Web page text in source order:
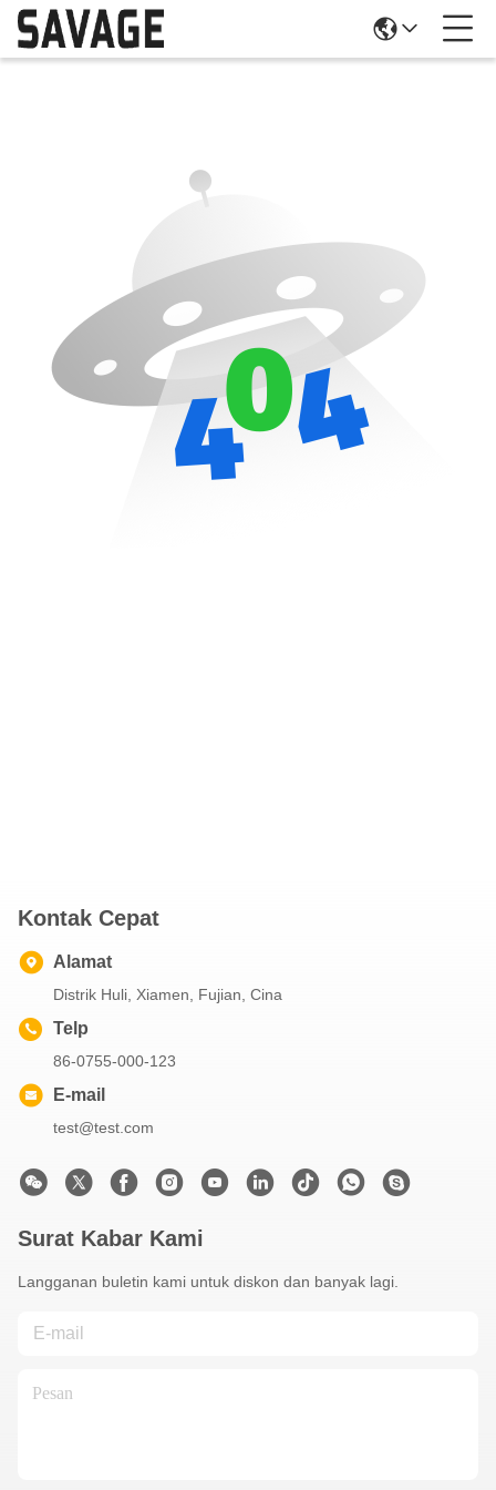
Kontak Cepat
Alamat
Distrik Huli, Xiamen, Fujian, Cina
Telp
86-0755-000-123
E-mail
test@test.com
Surat Kabar Kami
Langganan buletin kami untuk diskon dan banyak lagi.